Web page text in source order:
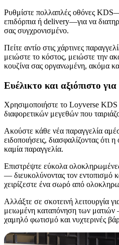
Ρυθμίστε πολλαπλές οθόνες
επιδόρπια ή delivery—για να
σας συγχρονισμένο.
Πείτε αντίο στις χάρτινες
μειώστε το κόστος, μειώστε την
κουζίνα σας οργανωμένη, ακόμα
Ευέλικτο και αξιόπιστο
Χρησιμοποιήστε το Loyverse
διαφορετικών μεγεθών που
Ακούστε κάθε νέα παραγγελία
ειδοποιήσεις, διασφαλίζοντας ότι
καμία παραγγελία.
Επιστρέψτε εύκολα
— διευκολύνοντας τον εντοπισμό
χειρίζεστε ένα σωρό από
Αλλάξτε σε σκοτεινή λειτουργία
μειωμένη καταπόνηση των ματιών
χαμηλό φωτισμό και νυχτερινές